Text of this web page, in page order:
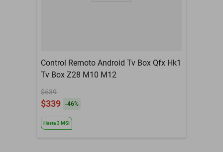
Control Remoto Android Tv Box Qfx Hk1
Tv Box Z28 M10 M12
$639
$339 -46%
Hasta3 MSI